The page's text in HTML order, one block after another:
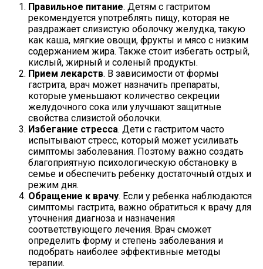
Правильное питание. Детям с гастритом
рекомендуется употреблять пищу, которая не
раздражает слизистую оболочку желудка, такую
как каша, мягкие овощи, фрукты и мясо с низким
содержанием жира. Также стоит избегать острый,
кислый, жирный и соленый продукты.
Прием лекарств. В зависимости от формы
гастрита, врач может назначить препараты,
которые уменьшают количество секреции
желудочного сока или улучшают защитные
свойства слизистой оболочки.
Избегание стресса. Дети с гастритом часто
испытывают стресс, который может усиливать
симптомы заболевания. Поэтому важно создать
благоприятную психологическую обстановку в
семье и обеспечить ребенку достаточный отдых и
режим дня.
Обращение к врачу. Если у ребенка наблюдаются
симптомы гастрита, важно обратиться к врачу для
уточнения диагноза и назначения
соответствующего лечения. Врач сможет
определить форму и степень заболевания и
подобрать наиболее эффективные методы
терапии.